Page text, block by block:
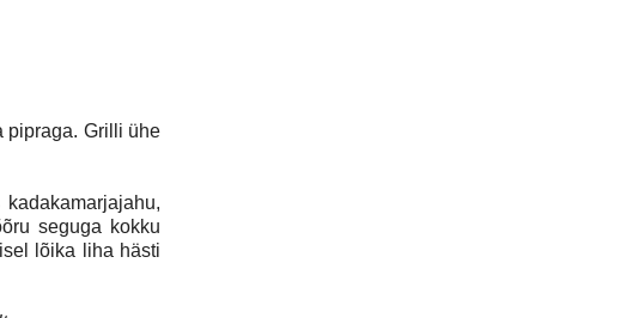
pipraga. Grilli ühe
seguga kokku
lõika liha hästi